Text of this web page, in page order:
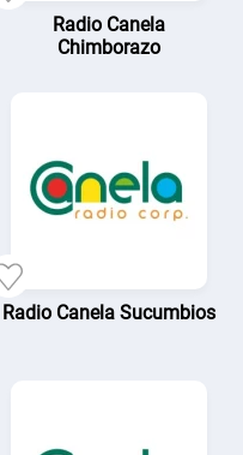
Radio Canela
Chimborazo
Radio Canela Sucumbios